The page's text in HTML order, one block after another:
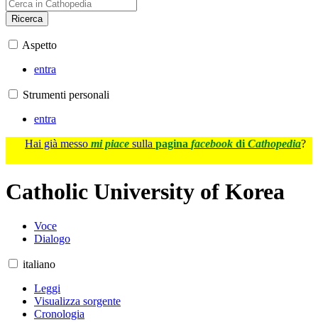
Ricerca
Aspetto
entra
Strumenti personali
entra
Hai già messo mi piace sulla pagina facebook di Cathopedia?
Catholic University of Korea
Voce
Dialogo
italiano
Leggi
Visualizza sorgente
Cronologia